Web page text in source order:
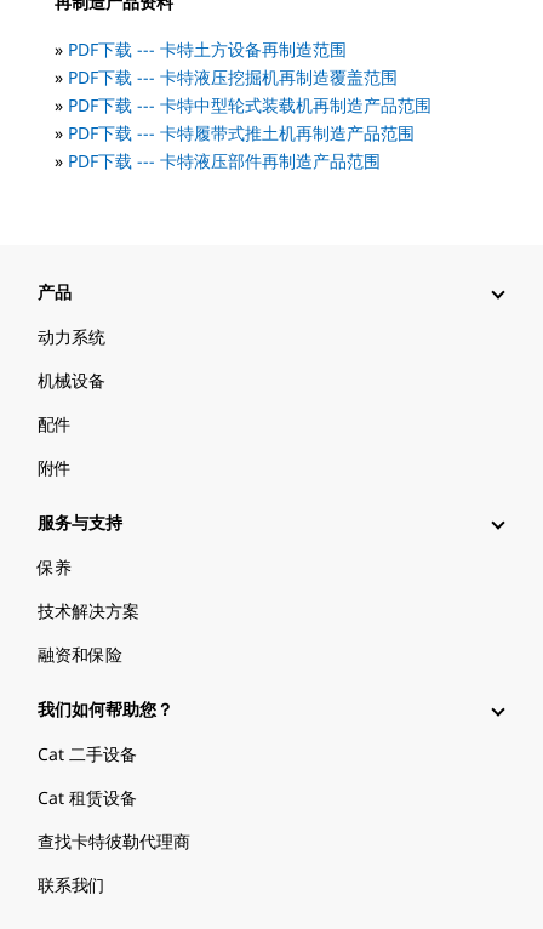
» PDF下载 --- 卡特土方设备再制造范围
» PDF下载 --- 卡特液压挖掘机再制造覆盖范围
» PDF下载 --- 卡特中型轮式装载机再制造产品范围
» PDF下载 --- 卡特履带式推土机再制造产品范围
» PDF下载 --- 卡特液压部件再制造产品范围
产品
动力系统
机械设备
配件
附件
服务与支持
保养
技术解决方案
融资和保险
我们如何帮助您？
Cat 二手设备
Cat 租赁设备
查找卡特彼勒代理商
联系我们